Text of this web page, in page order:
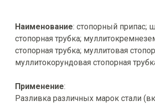
Наименование: стопорный припас;
стопорная трубка;
стопорная трубка; муллитовая
муллитокорундовая стопорная
Применение:
Разливка различных марок стали